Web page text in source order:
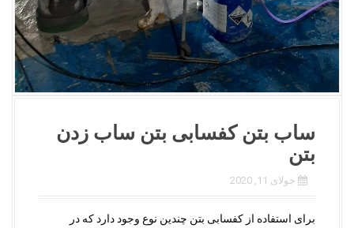
ساب بتن کفسابی بتن ساب زدن
بتن
جولای 11, 2020
برای استفاده از کفسابی بتن چندین نوع وجود دارد که در